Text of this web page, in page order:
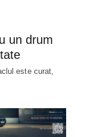
un drum
este curat,